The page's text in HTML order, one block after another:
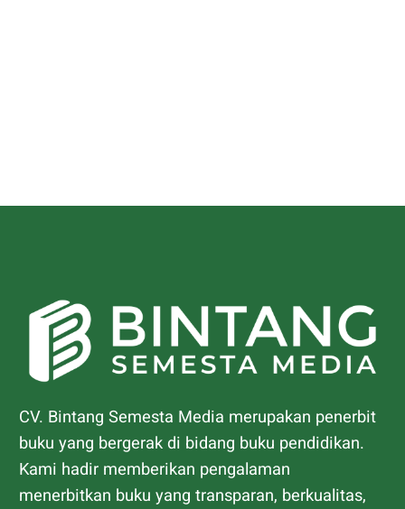
CV. Bintang Semesta Media merupakan penerbit
buku yang bergerak di bidang buku pendidikan.
Kami hadir memberikan pengalaman
menerbitkan buku yang transparan, berkualitas,